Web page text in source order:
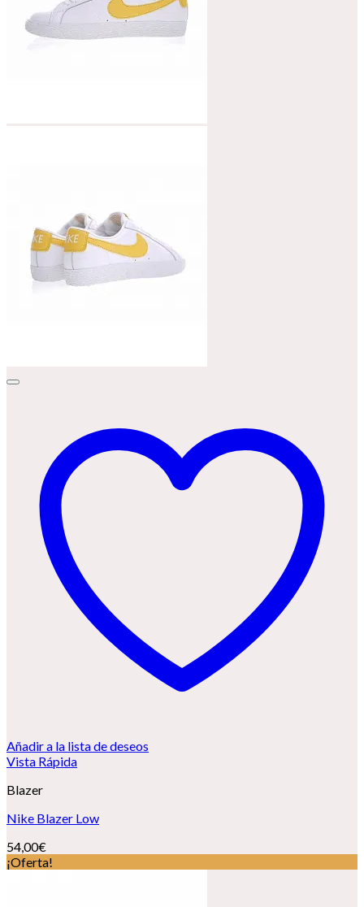
Añadir a la lista de deseos
Vista Rápida
Blazer
Nike Blazer Low
54,00€
¡Oferta!